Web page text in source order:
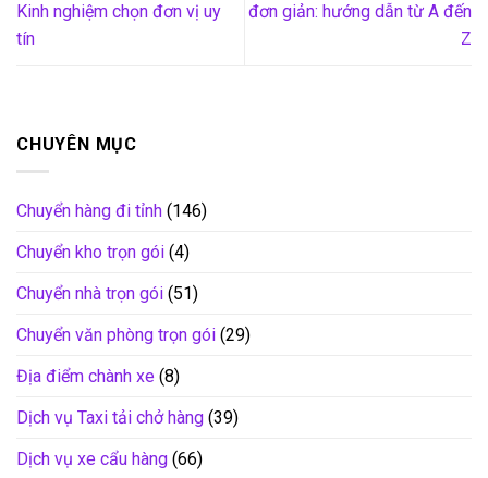
Kinh nghiệm chọn đơn vị uy
tín
đơn giản: hướng dẫn từ A đến
Z
CHUYÊN MỤC
Chuyển hàng đi tỉnh (146)
Chuyển kho trọn gói (4)
Chuyển nhà trọn gói (51)
Chuyển văn phòng trọn gói (29)
Địa điểm chành xe (8)
Dịch vụ Taxi tải chở hàng (39)
Dịch vụ xe cẩu hàng (66)